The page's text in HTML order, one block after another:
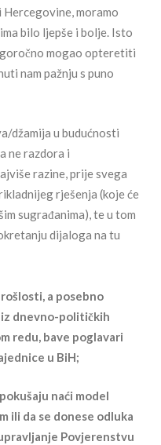
Hercegovine, moramo
bilo ljepše i bolje. Isto
mogao opteretiti
nam pažnju s puno
džamija u budućnosti
ne razdora i
razine, prije svega
rješenja (koje će
sugrađanima), te u tom
dijaloga na tu
a posebno
dnevno-političkih
redu, bave poglavari
u BiH;
naći model
ili da se donese odluka
Povjerenstvu